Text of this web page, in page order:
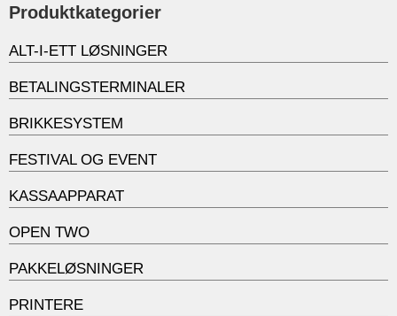
Produktkategorier
ALT-I-ETT LØSNINGER
BETALINGSTERMINALER
BRIKKESYSTEM
FESTIVAL OG EVENT
KASSAAPPARAT
OPEN TWO
PAKKELØSNINGER
PRINTERE